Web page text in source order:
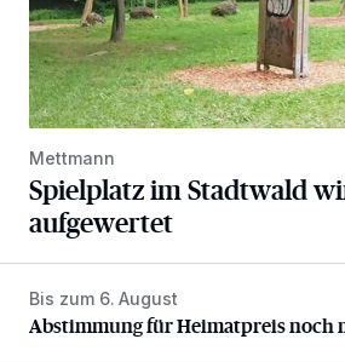
Mettmann
Spielplatz im Stadtwald
aufgewertet
Abstimmung für Heimatpreis noch
Bis zum 6. August
Abstimmung für Heimatpreis noch